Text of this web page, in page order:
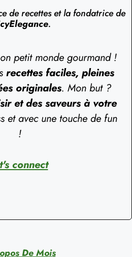
de recettes et la fondatrice de
.
petit monde gourmand !
recettes faciles, pleines
originales. Mon but ?
et des saveurs à votre
et avec une touche de fun
!
connect
De Mois